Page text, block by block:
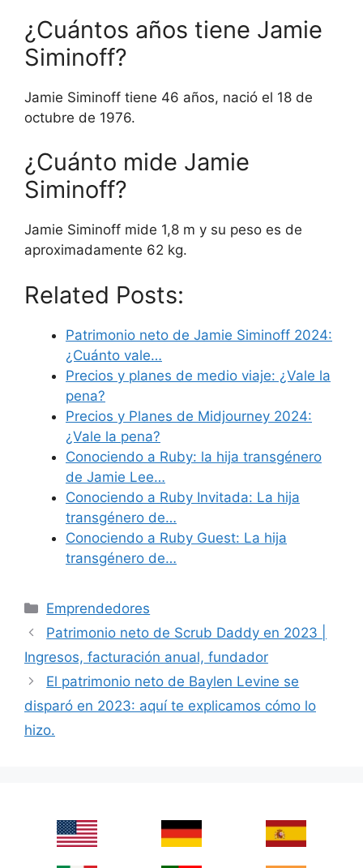
¿Cuántos años tiene Jamie
Siminoff?
Jamie Siminoff tiene 46 años, nació el 18 de
octubre de 1976.
¿Cuánto mide Jamie
Siminoff?
Jamie Siminoff mide 1,8 m y su peso es de
aproximadamente 62 kg.
Related Posts:
Patrimonio neto de Jamie Siminoff 2024:
¿Cuánto vale…
Precios y planes de medio viaje: ¿Vale la
pena?
Precios y Planes de Midjourney 2024:
¿Vale la pena?
Conociendo a Ruby: la hija transgénero
de Jamie Lee…
Conociendo a Ruby Invitada: La hija
transgénero de…
Conociendo a Ruby Guest: La hija
transgénero de…
Categories
Emprendedores
Patrimonio neto de Scrub Daddy en 2023 |
Ingresos, facturación anual, fundador
El patrimonio neto de Baylen Levine se
disparó en 2023: aquí te explicamos cómo lo
hizo.